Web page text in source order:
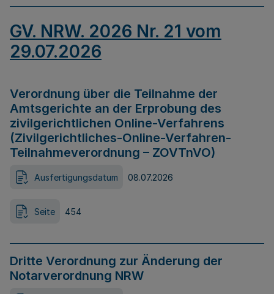
GV. NRW. 2026 Nr. 21 vom
29.07.2026
Verordnung über die Teilnahme der
Amtsgerichte an der Erprobung des
zivilgerichtlichen Online-Verfahrens
(Zivilgerichtliches-Online-Verfahren-
Teilnahmeverordnung – ZOVTnVO)
Ausfertigungsdatum 08.07.2026
Seite 454
Dritte Verordnung zur Änderung der
Notarverordnung NRW